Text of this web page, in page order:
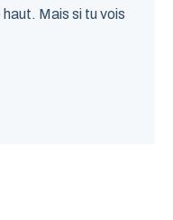
haut. Mais si tu vois